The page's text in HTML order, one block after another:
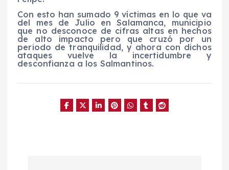
Con esto han sumado 9 víctimas en lo que va
del mes de Julio en Salamanca, municipio
que no desconoce de cifras altas en hechos
de alto impacto pero que cruzó por un
periodo de tranquilidad, y ahora con dichos
ataques vuelve la incertidumbre y
desconfianza a los Salmantinos.